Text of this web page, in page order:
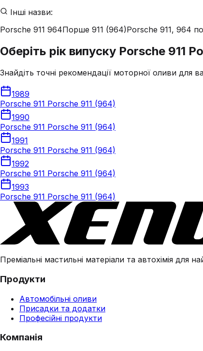
Інші назви:
Porsche 911 964Порше 911 (964)Porsche 911, 964
Оберіть рік випуску Porsche 911
Знайдіть точні рекомендації моторної оливи для
1989
Porsche 911 Porsche 911 (964)
1990
Porsche 911 Porsche 911 (964)
1991
Porsche 911 Porsche 911 (964)
1992
Porsche 911 Porsche 911 (964)
1993
Porsche 911 Porsche 911 (964)
Преміальні мастильні матеріали та автохімія для
Продукти
Автомобільні оливи
Присадки та додатки
Професійні продукти
Компанія